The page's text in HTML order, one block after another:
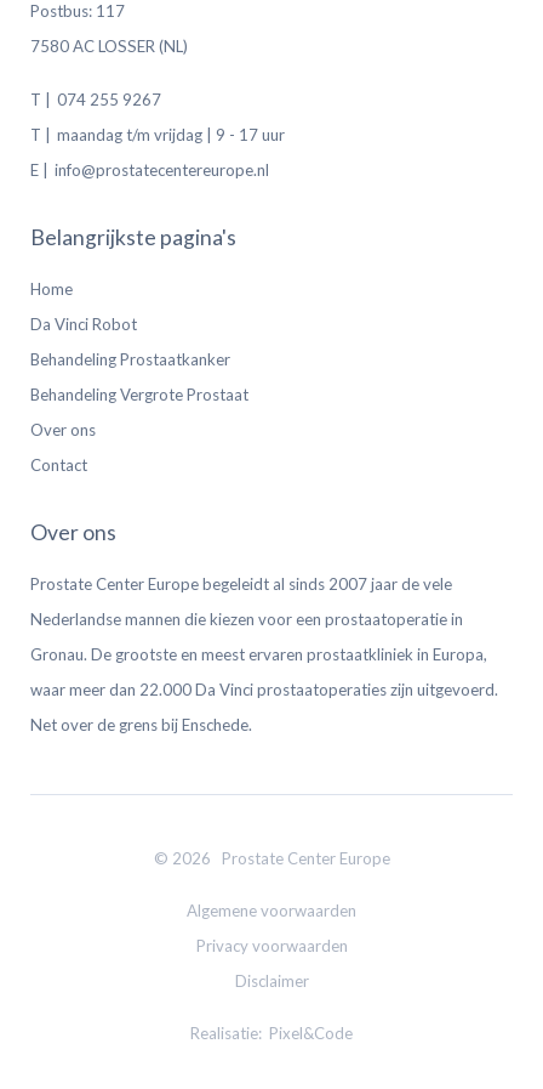
Postbus: 117
7580 AC LOSSER (NL)
T |
074 255 9267
T |
maandag t/m vrijdag | 9 - 17 uur
E |
info@prostatecentereurope.nl
Belangrijkste pagina's
Home
Da Vinci Robot
Behandeling Prostaatkanker
Behandeling Vergrote Prostaat
Over ons
Contact
Over ons
Prostate Center Europe begeleidt al sinds 2007 jaar de vele
Nederlandse mannen die kiezen voor een prostaatoperatie in
Gronau. De grootste en meest ervaren prostaatkliniek in Europa,
waar meer dan 22.000 Da Vinci prostaatoperaties zijn uitgevoerd.
Net over de grens bij Enschede.
© 2026 Prostate Center Europe
Algemene voorwaarden
Privacy voorwaarden
Disclaimer
Realisatie: Pixel&Code